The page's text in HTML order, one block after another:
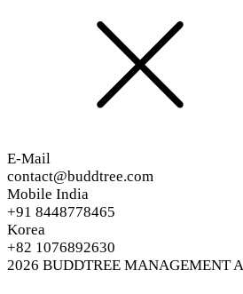
E-Mail
contact@buddtree.com
Mobile India
+91 8448778465
Korea
+82 1076892630
2026 BUDDTREE MANAGEMENT